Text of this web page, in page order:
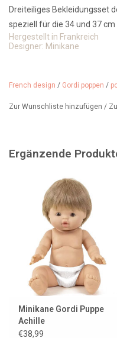
Dreiteiliges Bekleidungsset
speziell für die 34 und 37 cm
Hergestellt in Frankreich
Designer: Minikane
Kleidungsstücken
Design: Ensemble Liam und
Bitte beachten Sie, dass die
French design / Gordi poppen /
Zur Wunschliste hinzufügen /
Ergänzende
Minikane Gordi Puppe
Achille
€38,99